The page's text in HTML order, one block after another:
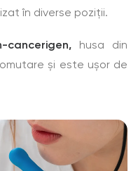
în diverse poziții.
husa din
și este ușor de